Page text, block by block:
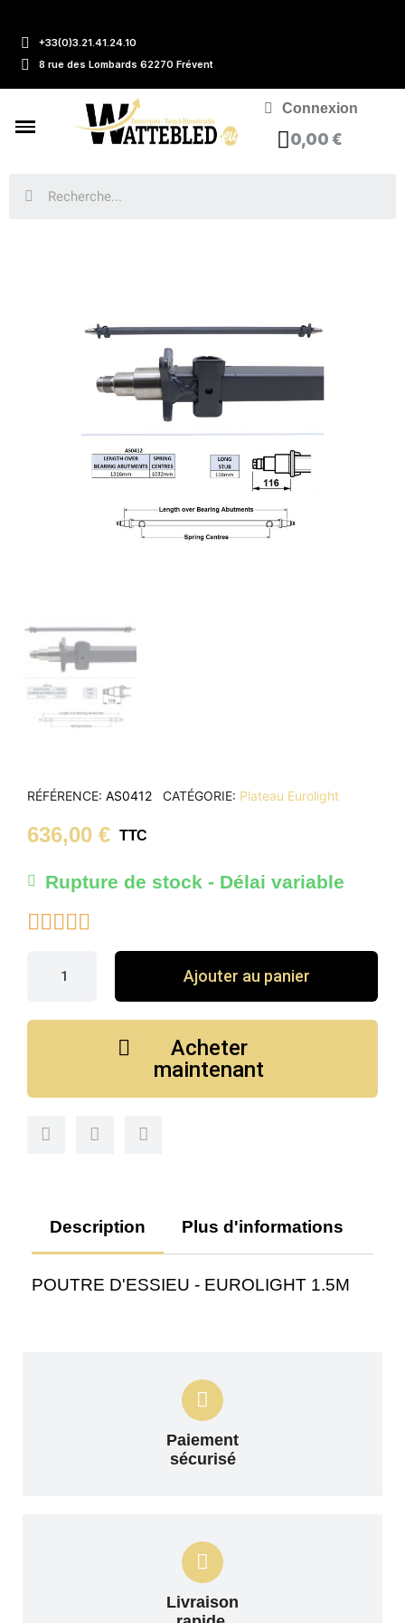
+33(0)3.21.41.24.10
8 rue des Lombards 62270 Frévent
Connexion
0,00 €
RÉFÉRENCE AS0412 CATÉGORIE Plateau Eurolight
636,00 € TTC
Rupture de stock - Délai variable

Ajouter au panier
Acheter
maintenant
Description Plus d'informations
POUTRE D'ESSIEU - EUROLIGHT 1.5M
Paiement
sécurisé
Livraison